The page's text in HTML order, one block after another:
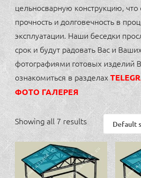
цельносварную конструкцию, что
прочность и долговечность в
эксплуатации. Наши беседки
срок и будут радовать Вас и
фотографиями готовых изделий
ознакомиться в разделах
ФОТО ГАЛЕРЕЯ
Showing all 7 results